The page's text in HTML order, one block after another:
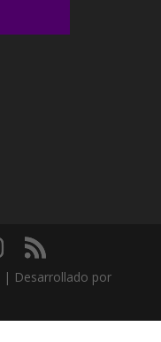
| Desarrollado por